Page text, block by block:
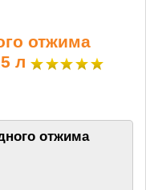
отжима
л
отжима